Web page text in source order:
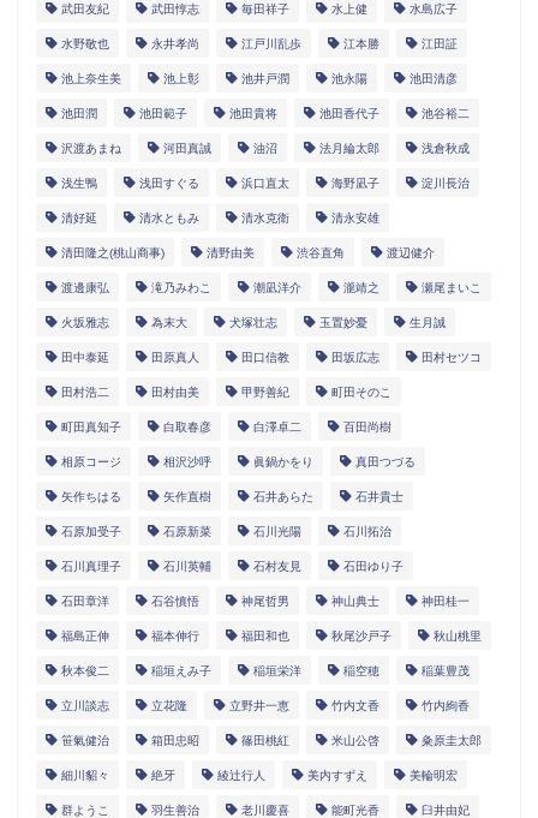
武田友紀 武田惇志 毎田祥子 水上健 水島広子
水野敬也 永井孝尚 江戸川乱歩 江本勝 江田証
池上奈生美 池上彰 池井戸潤 池永陽 池田清彦
池田潤 池田範子 池田貴将 池田香代子 池谷裕二
沢渡あまね 河田真誠 油沼 法月綸太郎 浅倉秋成
浅生鴨 浅田すぐる 浜口直太 海野凪子 淀川長治
清好延 清水ともみ 清水克衛 清永安雄
清田隆之(桃山商事) 清野由美 渋谷直角 渡辺健介
渡邊康弘 滝乃みわこ 潮凪洋介 瀧靖之 瀬尾まいこ
火坂雅志 為末大 犬塚壮志 玉置妙憂 生月誠
田中泰延 田原真人 田口信教 田坂広志 田村セツコ
田村浩二 田村由美 甲野善紀 町田そのこ
町田真知子 白取春彦 白澤卓二 百田尚樹
相原コージ 相沢沙呼 眞鍋かをり 真田つづる
矢作ちはる 矢作直樹 石井あらた 石井貴士
石原加受子 石原新菜 石川光陽 石川拓治
石川真理子 石川英輔 石村友見 石田ゆり子
石田章洋 石谷慎悟 神尾哲男 神山典士 神田桂一
福島正伸 福本伸行 福田和也 秋尾沙戸子 秋山桃里
秋本俊二 稲垣えみ子 稲垣栄洋 稲空穂 稲葉豊茂
立川談志 立花隆 立野井一恵 竹内文香 竹内絢香
笹氣健治 箱田忠昭 篠田桃紅 米山公啓 粂原圭太郎
細川貂々 絶牙 綾辻行人 美内すずえ 美輪明宏
群ようこ 羽生善治 老川慶喜 能町光香 臼井由妃